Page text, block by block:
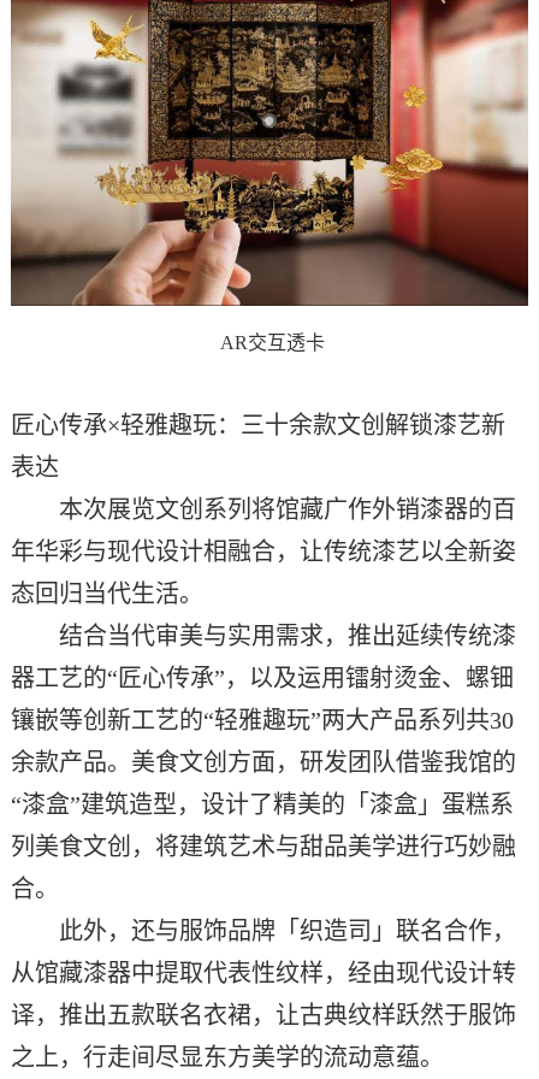
AR交互透卡
匠心传承×轻雅趣玩： 三十余款文创 解锁漆艺新
表达
本次展览文创系列将馆藏广作外销漆器的百
年华彩与现代设计相融合，让传统漆艺以全新姿
态回归当代生活。
结合当代审美与实用需求，推出延续传统漆
器工艺的“匠心传承”，以及运用镭射烫金、螺钿
镶嵌等创新工艺的“轻雅趣玩”两大产品系列 共30
余款产品。美食文创方面，研发团队借鉴我馆的
“漆盒”建筑造型 ， 设计了精美的「漆盒」蛋糕系
列美食文创，将建筑艺术与甜品美学进行巧妙融
合。
此外，还与服饰品牌「织造司」联名合作，
从馆藏漆器中提取代表性纹样，经由现代设计转
译，推出五款联名衣裙，让古典纹样跃然于服饰
之上，行走间尽显东方美学的流动意蕴。